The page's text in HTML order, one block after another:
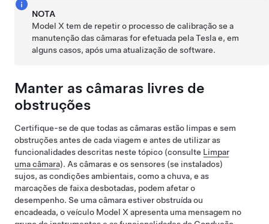
NOTA
Model X tem de repetir o processo de calibração se a
manutenção das câmaras for efetuada pela Tesla e, em
alguns casos, após uma atualização de software.
Manter as câmaras livres de
obstruções
Certifique-se de que todas as câmaras estão limpas e sem
obstruções antes de cada viagem e antes de utilizar as
funcionalidades descritas neste tópico (consulte Limpar
uma câmara). As câmarase os sensores (se instalados)
sujos, as condições ambientais, como a chuva, e as
marcações de faixa desbotadas, podem afetar o
desempenho. Se uma câmara estiver obstruída ou
encadeada, o veículo Model X apresenta uma mensagem no